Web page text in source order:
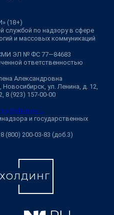
(18+)
службой по надзору в сфере
и массовых коммуникаций
ЭЛ № ФС 77—84683
ответственностью
Александровна
ул. Ленина, д. 12,
8 (923) 157-00-00
и государственных
(800) 200-03-83 (доб.3)